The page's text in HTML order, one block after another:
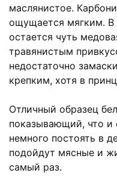
маслянистое.
ощущается мягким. В
остается чуть
травянистым
недостаточно
крепким, хотя в
Отличный образец
показывающий, что и
немного постоять в
подойдут мясные и
самый раз.